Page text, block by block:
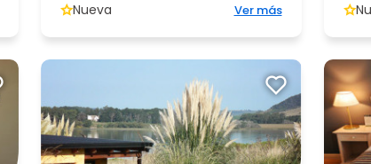
Nueva Ver más